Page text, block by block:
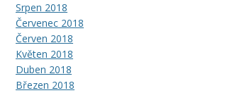
Srpen 2018
Červenec 2018
Červen 2018
Květen 2018
Duben 2018
Březen 2018